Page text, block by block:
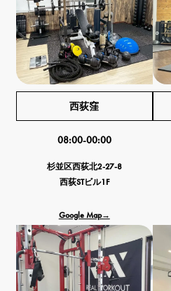
西荻窪
08:00-00:00
杉並区西荻北2-27-8
西荻STビル1F
Google Map→